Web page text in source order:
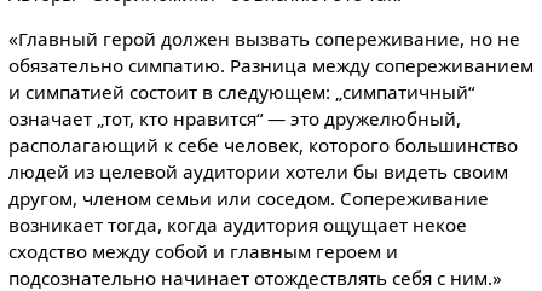
«Главный герой должен вызвать сопереживание, но не
обязательно симпатию. Разница между сопереживанием
и симпатией состоит в следующем: „симпатичный“
означает „тот, кто нравится“ — это дружелюбный,
располагающий к себе человек, которого большинство
людей из целевой аудитории хотели бы видеть своим
другом, членом семьи или соседом. Сопереживание
возникает тогда, когда аудитория ощущает некое
сходство между собой и главным героем и
подсознательно начинает отождествлять себя с ним.»